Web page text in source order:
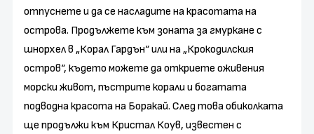
отпуснете и да се насладите на красотата на
острова. Продължете към зоната за гмуркане с
шнорхел в „Корал Гардън“ или на „Крокодилския
остров“, където можете да откриете оживения
морски живот, пъстрите корали и богатата
подводна красота на Боракай. След това обиколката
ще продължи към Кристал Коув, известен с